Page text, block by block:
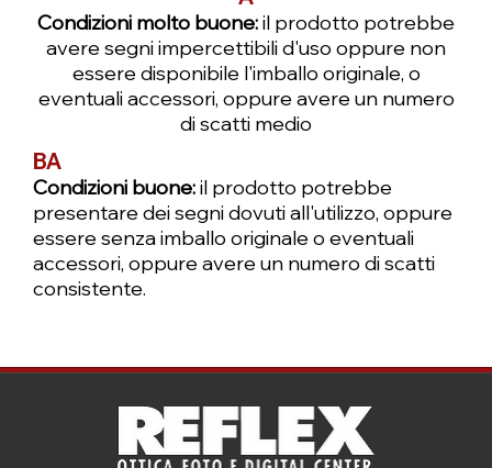
Condizioni molto buone:il prodotto potrebbe
avere segni impercettibili d'uso oppure non
essere disponibile l'imballo originale, o
eventuali accessori, oppure avere un numero
di scatti medio
BA
Condizioni buone:il prodotto potrebbe
presentare dei segni dovuti all'utilizzo, oppure
essere senza imballo originale o eventuali
accessori, oppure avere un numero di scatti
consistente.